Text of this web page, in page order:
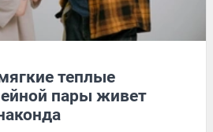
теплые
пары живет